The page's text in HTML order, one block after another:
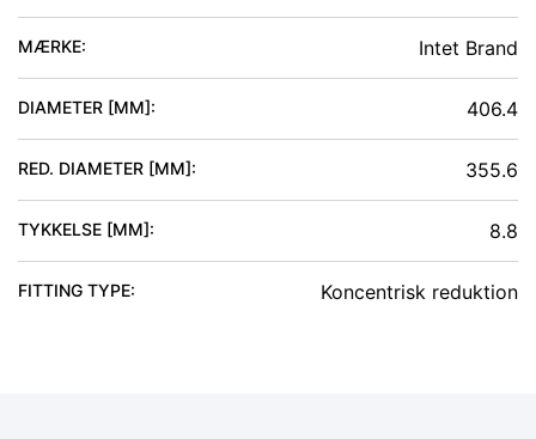
MÆRKE: Intet Brand
DIAMETER [MM]: 406.4
RED. DIAMETER [MM]: 355.6
TYKKELSE [MM]: 8.8
FITTING TYPE: Koncentrisk reduktion